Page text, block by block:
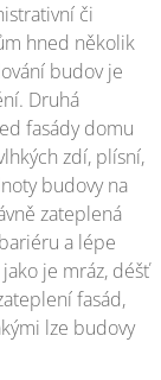
či
hned několik
budov je
Druhá
fasády domu
zdí, plísní,
budovy na
zateplená
a lépe
je mráz, déšť
fasád,
lze budovy